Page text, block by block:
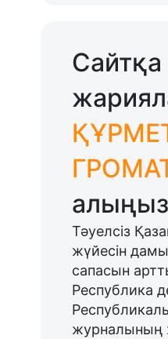
Тәуелсіз
жүйесін
сапасын
Республика
журналының